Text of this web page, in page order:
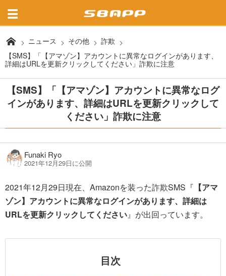
ニュース その他
詐欺
【SMS】「【アマゾン】アカウントに異常なログインがあります、
詳細はURLを更新クリックしてください」詐欺に注意
【SMS】「【アマゾン】アカウントに異常なログ
インがあります、詳細はURLを更新クリックして
ください」詐欺に注意
Funaki Ryo
2021年12月29日に公開
2021年12月29日現在、Amazonを装った詐欺SMS『 【アマ
ゾン】アカウントに異常なログインがあります、詳細は
URLを更新クリックしてください』が出回っています。
目次